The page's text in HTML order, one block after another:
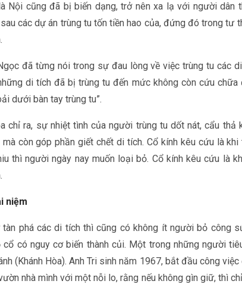
Nội cũng đã bị biến dạng, trở nên xa lạ với người dân
các dự án trùng tu tốn tiền hao của, đứng đó trong tư
đã từng nói trong sự đau lòng về việc trùng tu các di
di tích đã bị trùng tu đến mức không còn cứu
dưới bàn tay trùng tu”.
chỉ ra, sự nhiệt tình của người trùng tu dốt nát, cẩu thả
còn góp phần giết chết di tích. Cổ kính kêu cứu là
thì người ngày nay muốn loại bỏ. Cổ kính kêu cứu là
niệm
phá các di tích thì cũng có không ít người bỏ công
cổ có nguy cơ biến thành củi. Một trong những người
(Khánh Hòa). Anh Tri sinh năm 1967, bắt đầu công
nhà mình với một nỗi lo, rằng nếu không gìn giữ, thì